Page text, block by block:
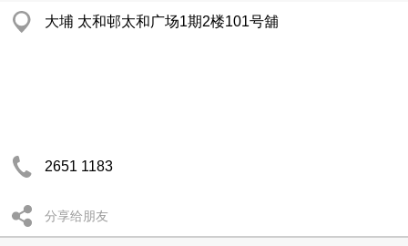
大埔 太和邨太和广场1期2楼101号舖
2651 1183
分享给朋友